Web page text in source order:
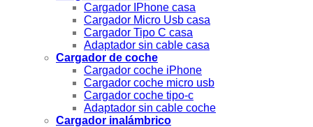
Cargador IPhone casa
Cargador Micro Usb casa
Cargador Tipo C casa
Adaptador sin cable casa
Cargador de coche
Cargador coche iPhone
Cargador coche micro usb
Cargador coche tipo-c
Adaptador sin cable coche
Cargador inalámbrico